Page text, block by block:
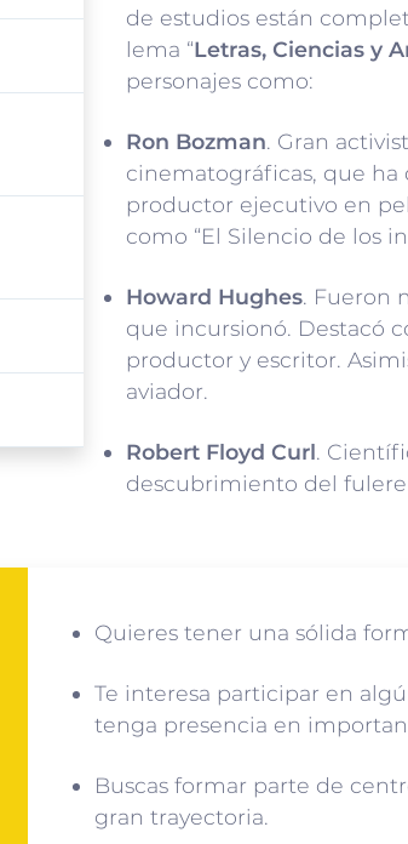
de estudios están
lema “Letras, Ciencias y
personajes como:
Ron Bozman. Gran
cinematográficas, que
productor ejecutivo en
como “El Silencio de los
Howard Hughes. Fueron
que incursionó. Destacó
productor y escritor.
aviador.
Robert Floyd Curl.
descubrimiento del
Quieres tener una sólida
Te interesa participar en
tenga presencia en
Buscas formar parte de
gran trayectoria.